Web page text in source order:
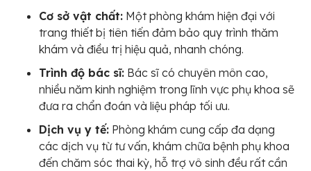
Cơ sở vật chất: Một phòng khám hiện đại với
trang thiết bị tiên tiến đảm bảo quy trình thăm
khám và điều trị hiệu quả, nhanh chóng.
Trình độ bác sĩ: Bác sĩ có chuyên môn cao,
nhiều năm kinh nghiệm trong lĩnh vực phụ khoa sẽ
đưa ra chẩn đoán và liệu pháp tối ưu.
Dịch vụ y tế: Phòng khám cung cấp đa dạng
các dịch vụ từ tư vấn, khám chữa bệnh phụ khoa
đến chăm sóc thai kỳ, hỗ trợ vô sinh đều rất cần